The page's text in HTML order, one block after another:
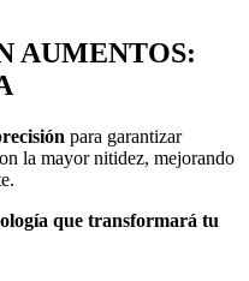
AUMENTOS:
para garantizar
la mayor nitidez, mejorando
que transformará tu